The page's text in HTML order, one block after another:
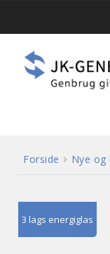
Forside Nye og
3 lags energiglas